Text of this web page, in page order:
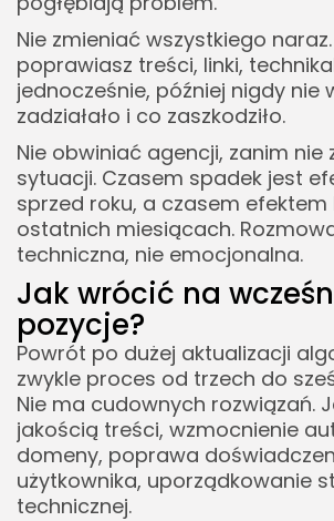
Nie zmieniać wszystkiego
poprawiasz treści, linki,
jednocześnie, później nigdy nie
zadziałało i co zaszkodziło.
Nie obwiniać agencji, zanim nie
sytuacji. Czasem spadek jest
sprzed roku, a czasem
ostatnich miesiącach.
techniczna, nie emocjonalna.
Jak wrócić na
pozycje?
Powrót po dużej aktualizacji
zwykle proces od trzech do
Nie ma cudownych rozwiązań.
jakością treści, wzmocnienie
domeny, poprawa
użytkownika, uporządkowanie
technicznej.